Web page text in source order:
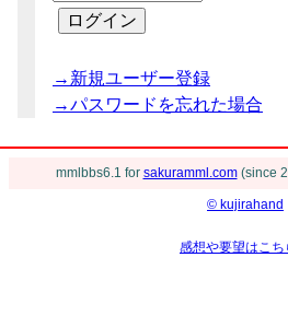
→新規ユーザー登録
→パスワードを忘れた場合
mmlbbs6.1 for sakuramml.com(since
© kujirahand
感想や要望はこち